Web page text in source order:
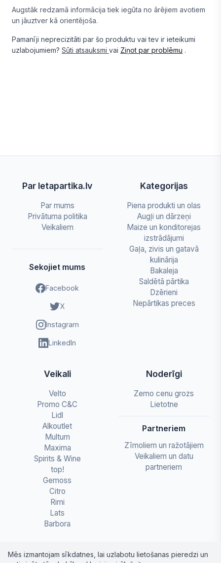
Augstāk redzamā informācija tiek iegūta no ārējiem avotiem
un jāuztver kā orientējoša.
Pamanīji neprecizitāti par šo produktu vai tev ir ieteikumi
uzlabojumiem? Sūti atsauksmi vai Ziņot par problēmu .
Par letapartika.lv
Par mums
Privātuma politika
Veikaliem
Sekojiet mums
Facebook
X
Instagram
LinkedIn
Kategorijas
Piena produkti un olas
Augļi un dārzeņi
Maize un konditorejas
izstrādājumi
Gaļa, zivis un gatavā
kulinārija
Bakaleja
Saldētā pārtika
Dzērieni
Nepārtikas preces
Veikali
Velto
Promo C&C
Lidl
Alkoutlet
Multum
Maxima
Spirits & Wine
top!
Gemoss
Citro
Rimi
Lats
Barbora
Noderīgi
Zemo cenu grozs
Lietotne
Partneriem
Zīmoliem un ražotājiem
Veikaliem un datu
partneriem
Mēs izmantojam sīkdatnes, lai uzlabotu lietošanas pieredzi un